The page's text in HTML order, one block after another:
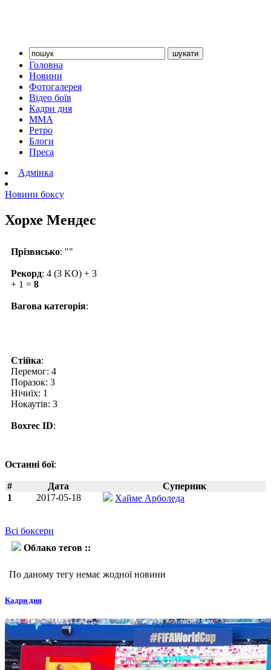
Головна
Новини
Фотогалерея
Відео боїв
Кадри дня
ММА
Ретро
Блоги
Преса
Адмінка
Новини боксу
Хорхе Мендес
Прізвисько: ""
Рекорд: 4 (3 KO) + 3
+ 1 = 8
Вагова категорія:
Стійка:
Перемог: 4
Поразок: 3
Нічиїх: 1
Нокаутів: 3
Boxrec ID:
Останні бої:
# Дата
Суперник
1
2017-05-18 Хайме Арболеда
Всі боксери
Облако тегов ::
По даному тегу немає жодної новини
Кадри дня